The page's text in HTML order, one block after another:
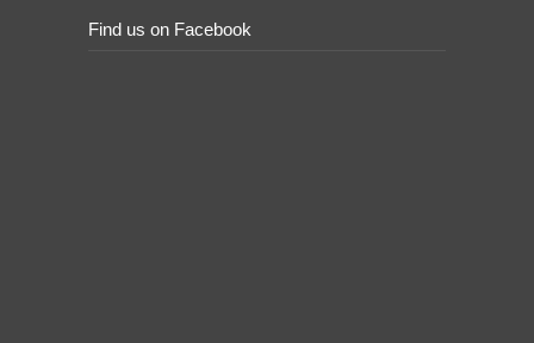
Find us on Facebook